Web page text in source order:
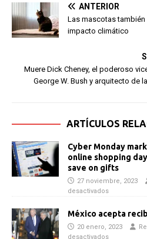
ANTERIOR
Las mascotas
impacto climático
Muere Dick Cheney, el poderoso
George W. Bush y arquitecto de
ARTÍCULOS
Cyber Monday
online shopping
save on gifts
27 noviembre, 2023
desactivados
México acepta
20 enero, 2023
desactivados